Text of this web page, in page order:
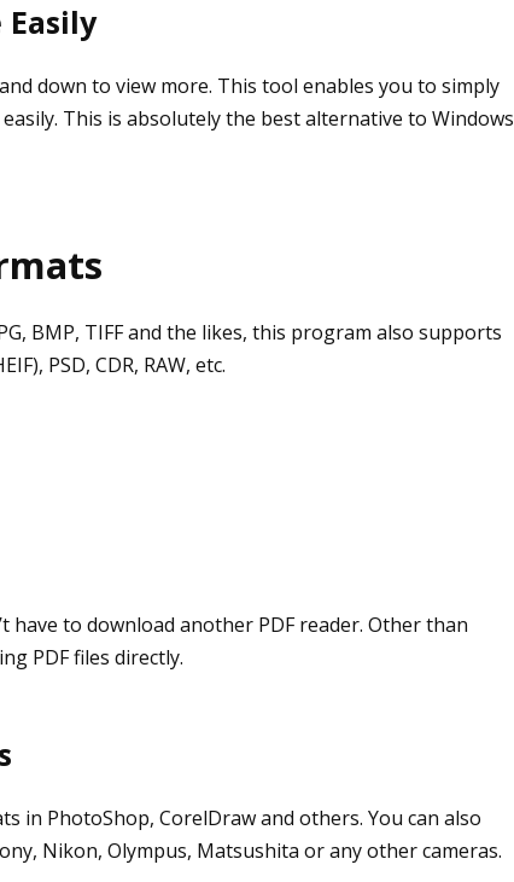
down to view more. This tool enables you to simply
This is absolutely the best alternative to Windows
BMP, TIFF and the likes, this program also supports
PSD, CDR, RAW, etc.
have to download another PDF reader. Other than
PDF files directly.
in PhotoShop, CorelDraw and others. You can also
Nikon, Olympus, Matsushita or any other cameras.